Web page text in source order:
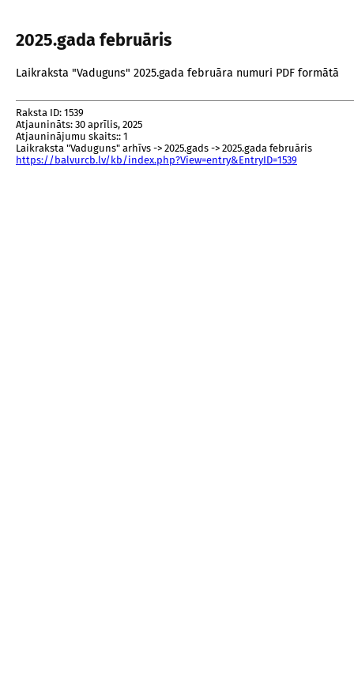
2025.gada februāris
Laikraksta "Vaduguns" 2025.gada februāra numuri PDF formātā
Raksta ID: 1539
Atjaunināts: 30 aprīlis, 2025
Atjauninājumu skaits:: 1
Laikraksta "Vaduguns" arhīvs -> 2025.gads -> 2025.gada februāris
https://balvurcb.lv/kb/index.php?View=entry&EntryID=1539